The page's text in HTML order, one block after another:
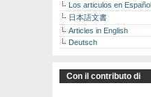
Los articulos en Español
日本語文書
Articles in English
Deutsch
Con il contributo di